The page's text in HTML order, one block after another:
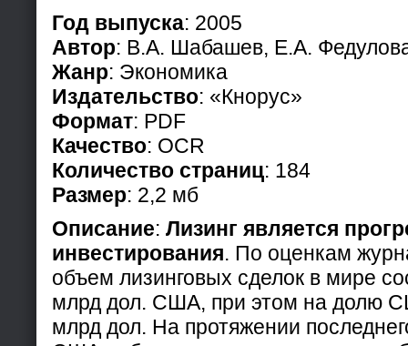
Год выпуска: 2005
Автор: В.А. Шабашев, Е.А.
Жанр: Экономика
Издательство: «Кнорус»
Формат: PDF
Качество: OCR
Количество страниц: 184
Размер: 2,2 мб
Описание: Лизинг является
инвестирования. По оценкам
объем лизинговых сделок в мире
млрд дол. США, при этом на долю
млрд дол. На протяжении